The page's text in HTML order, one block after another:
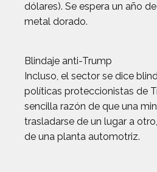
dólares). Se espera un año
metal dorado.
Blindaje anti-Trump
Incluso, el sector se dice
políticas proteccionistas de
sencilla razón de que una
trasladarse de un lugar a
de una planta automotriz.